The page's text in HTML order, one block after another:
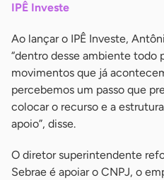
IPÊ Investe
Ao lançar o IPÊ Investe,
“dentro desse ambiente todo
movimentos que já
percebemos um passo que
colocar o recurso e a
apoio”, disse.
O diretor superintendente
Sebrae é apoiar o CNPJ, o